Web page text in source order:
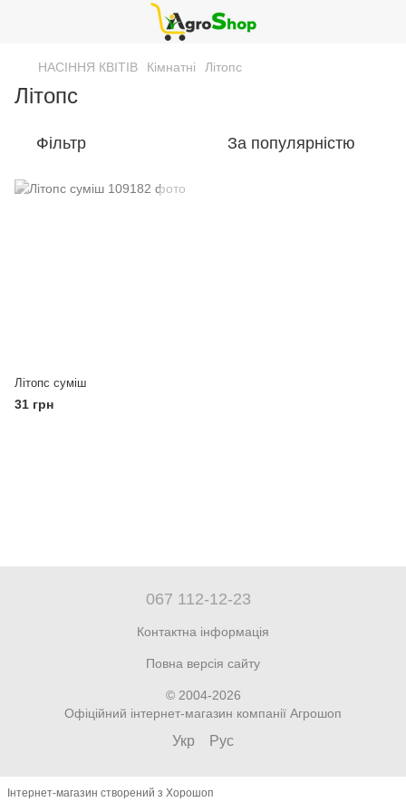
НАСІННЯ КВІТІВ Кімнатні Літопс
Літопс
Фільтр За популярністю
Літопс суміш
31 грн
067 112-12-23
Контактна інформація
Повна версія сайту
© 2004-2026
Офіційний інтернет-магазин компанії Агрошоп
Укр Рус
Інтернет-магазин створений з Хорошоп